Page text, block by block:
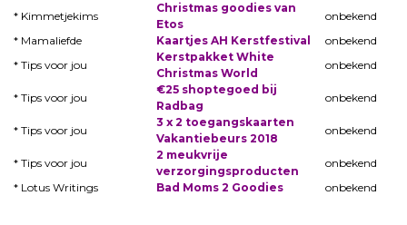
* Kimmetjekims
Christmas goodies van
Etos
onbekend
* Mamaliefde
Kaartjes AH Kerstfestival
onbekend
* Tips voor jou
Kerstpakket White
Christmas World
onbekend
* Tips voor jou
€25 shoptegoed bij
Radbag
onbekend
* Tips voor jou
3 x 2 toegangskaarten
Vakantiebeurs 2018
onbekend
* Tips voor jou
2 meukvrije
verzorgingsproducten
onbekend
* Lotus Writings
Bad Moms 2 Goodies onbekend